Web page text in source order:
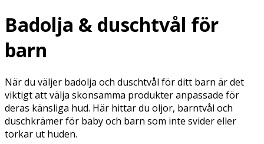
Badolja & duschtvål för
barn
När du väljer badolja och duschtvål för ditt barn är det
viktigt att välja skonsamma produkter anpassade för
deras känsliga hud. Här hittar du oljor, barntvål och
duschkrämer för baby och barn som inte svider eller
torkar ut huden.